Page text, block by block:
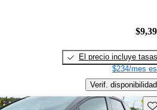
El precio incluye tasas
$234/mes
Verif. disponibilidad